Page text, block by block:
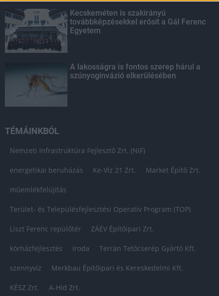
Kecskeméten is szakirányú
továbbképzésekkel erősít a Gál Ferenc
Egyetem
A lakosságra is fontos szerep hárul a
szúnyoginvázió elkerülésében
TÉMÁINKBÓL
Nemzeti Infrastruktúra Fejlesztő Zrt. (NIF)
energetikai beruházás Ke-Víz 21 Zrt. Market Építő Zrt.
műemlékfelújítás
Terület- és Településfejlesztési Operatív Program (TOP)
Liszt Ferenc repülőtér ZÁÉV Építőipari Zrt.
kórházfejlesztés iroda Terrán Tetőcserép Gyártó Kft.
szennyvíz Merkbau Építőipari és Kereskedelmi Kft.
KÉSZ Zrt. A-Híd Zrt.